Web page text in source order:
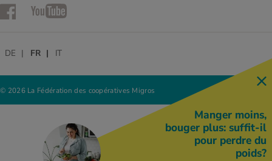
FacebookYouTube
© 2026 La Fédération des coopératives Migros
DE FR IT
Manger moins,
bouger plus: suffit-il
pour perdre du
poids?